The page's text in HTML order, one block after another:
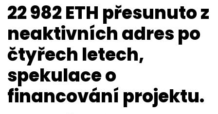
22 982 ETH přesunuto z
neaktivních adres po
čtyřech letech,
spekulace o
financování projektu.